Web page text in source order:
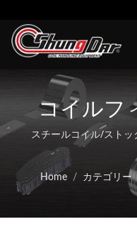
コイルフ
イン | 台
板コイル
タンピン
Shung
スチールコイル/スト
トレートニング/フィ
ート金プレスフィード
イルハンドリングおよ
ット / Shungdar
鋼板コイルスタンピン
Home / カテゴリー